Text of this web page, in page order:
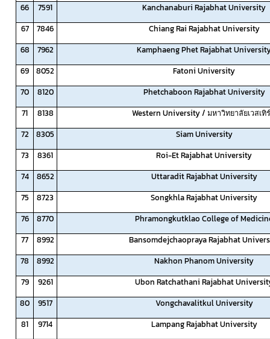
66
7591
Kanchanaburi Rajabhat University
67
7846
Chiang Rai Rajabhat University
68
7962
Kamphaeng Phet Rajabhat
69
8052
Fatoni University
70
8120
Phetchaboon Rajabhat University
71
8138
Western University / มหาวิทยาลัยเวสเทิ
72
8305
Siam University
73
8361
Roi-Et Rajabhat University
74
8652
Uttaradit Rajabhat University
75
8723
Songkhla Rajabhat University
76
8770
Phramongkutklao College of
77
8992
Bansomdejchaopraya Rajabhat
78
8992
Nakhon Phanom University
79
9261
Ubon Ratchathani Rajabhat
80
9517
Vongchavalitkul University
81
9714
Lampang Rajabhat University